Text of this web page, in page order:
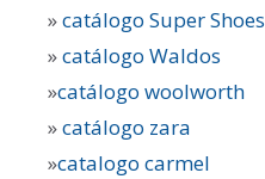
»catálogo Super Shoes
»catálogo Waldos
»catálogo woolworth
»catálogo zara
»catalogo carmel